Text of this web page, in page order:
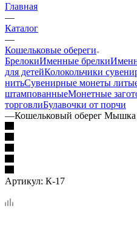
Главная
—
Каталог
—
Кошельковые обереги
БрелокиИменные брелки
для детейКолокольчики
нитьСувенирные монеты
штампованныеМонетные
торговлиБулавочки от порчи
—Кошельковый оберег Мышка
Артикул: К-17